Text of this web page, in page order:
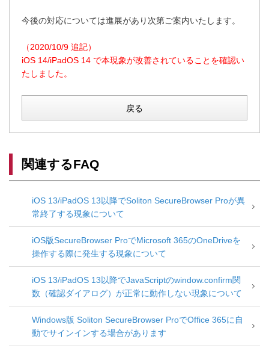
今後の対応については進展があり次第ご案内いたします。
（2020/10/9 追記）
iOS 14/iPadOS 14 で本現象が改善されていることを確認い
たしました。
戻る
関連するFAQ
iOS 13/iPadOS 13以降でSoliton SecureBrowser Proが異
常終了する現象について
iOS版SecureBrowser ProでMicrosoft 365のOneDriveを
操作する際に発生する現象について
iOS 13/iPadOS 13以降でJavaScriptのwindow.confirm関
数（確認ダイアログ）が正常に動作しない現象について
Windows版 Soliton SecureBrowser ProでOffice 365に自
動でサインインする場合があります